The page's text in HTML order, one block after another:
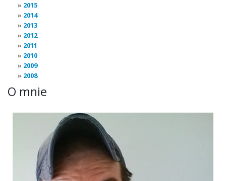
2015
2014
2013
2012
2011
2010
2009
2008
O mnie